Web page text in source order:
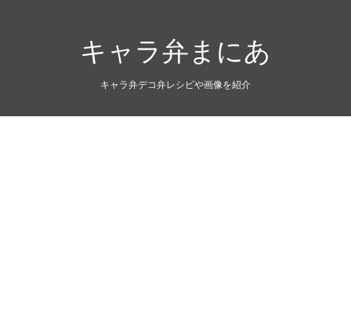
キャラ弁まにあ
キャラ弁デコ弁レシピや画像を紹介